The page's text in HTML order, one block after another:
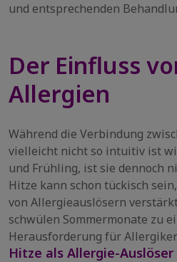
und entsprechenden
Der Einfluss
Allergien
Während die Verbindung
vielleicht nicht so intuitiv ist
und Frühling, ist sie dennoch
Hitze kann schon tückisch
von Allergieauslösern
schwülen Sommermonate zu
Herausforderung für
Hitze als Allergie-Auslöser